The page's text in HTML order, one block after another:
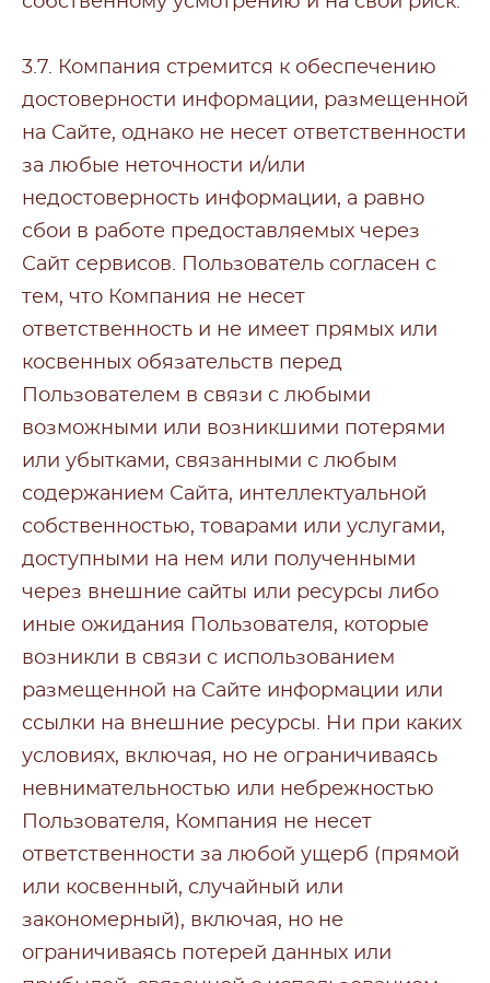
3.7. Компания стремится к обеспечению
достоверности информации, размещенной
на Сайте, однако не несет ответственности
за любые неточности и/или
недостоверность информации, а равно
сбои в работе предоставляемых через
Сайт сервисов. Пользователь согласен с
тем, что Компания не несет
ответственность и не имеет прямых или
косвенных обязательств перед
Пользователем в связи с любыми
возможными или возникшими потерями
или убытками, связанными с любым
содержанием Сайта, интеллектуальной
собственностью, товарами или услугами,
доступными на нем или полученными
через внешние сайты или ресурсы либо
иные ожидания Пользователя, которые
возникли в связи с использованием
размещенной на Сайте информации или
ссылки на внешние ресурсы. Ни при каких
условиях, включая, но не ограничиваясь
невнимательностью или небрежностью
Пользователя, Компания не несет
ответственности за любой ущерб (прямой
или косвенный, случайный или
закономерный), включая, но не
ограничиваясь потерей данных или